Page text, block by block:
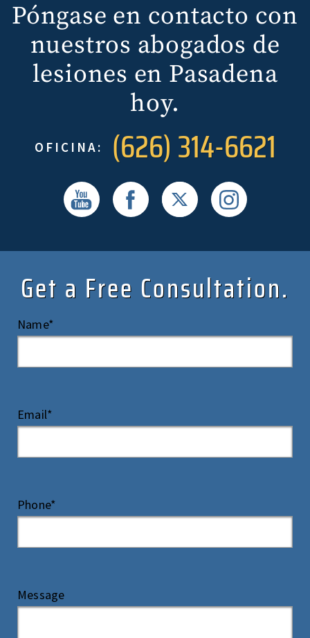
Póngase en contacto con
nuestros abogados de
lesiones en Pasadena
hoy.
OFICINA: (626) 314-6621
Get a Free Consultation.
Name*
Email*
Phone*
Message